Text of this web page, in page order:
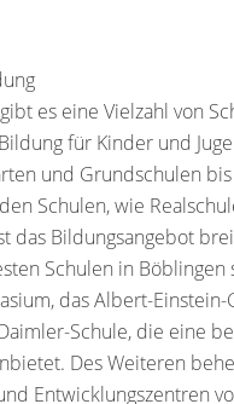
es eine Vielzahl von
für Kinder und
und Grundschulen
Schulen, wie
das Bildungsangebot
Schulen in Böblingen
das Albert-
Schule, die eine
Des Weiteren
Entwicklungszentren